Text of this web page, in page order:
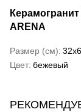
Керамогранит
ARENA
Размер (см)
Цвет бежевый